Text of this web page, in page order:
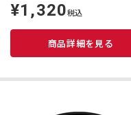
定
価
¥1,320税込
商品詳細を見る